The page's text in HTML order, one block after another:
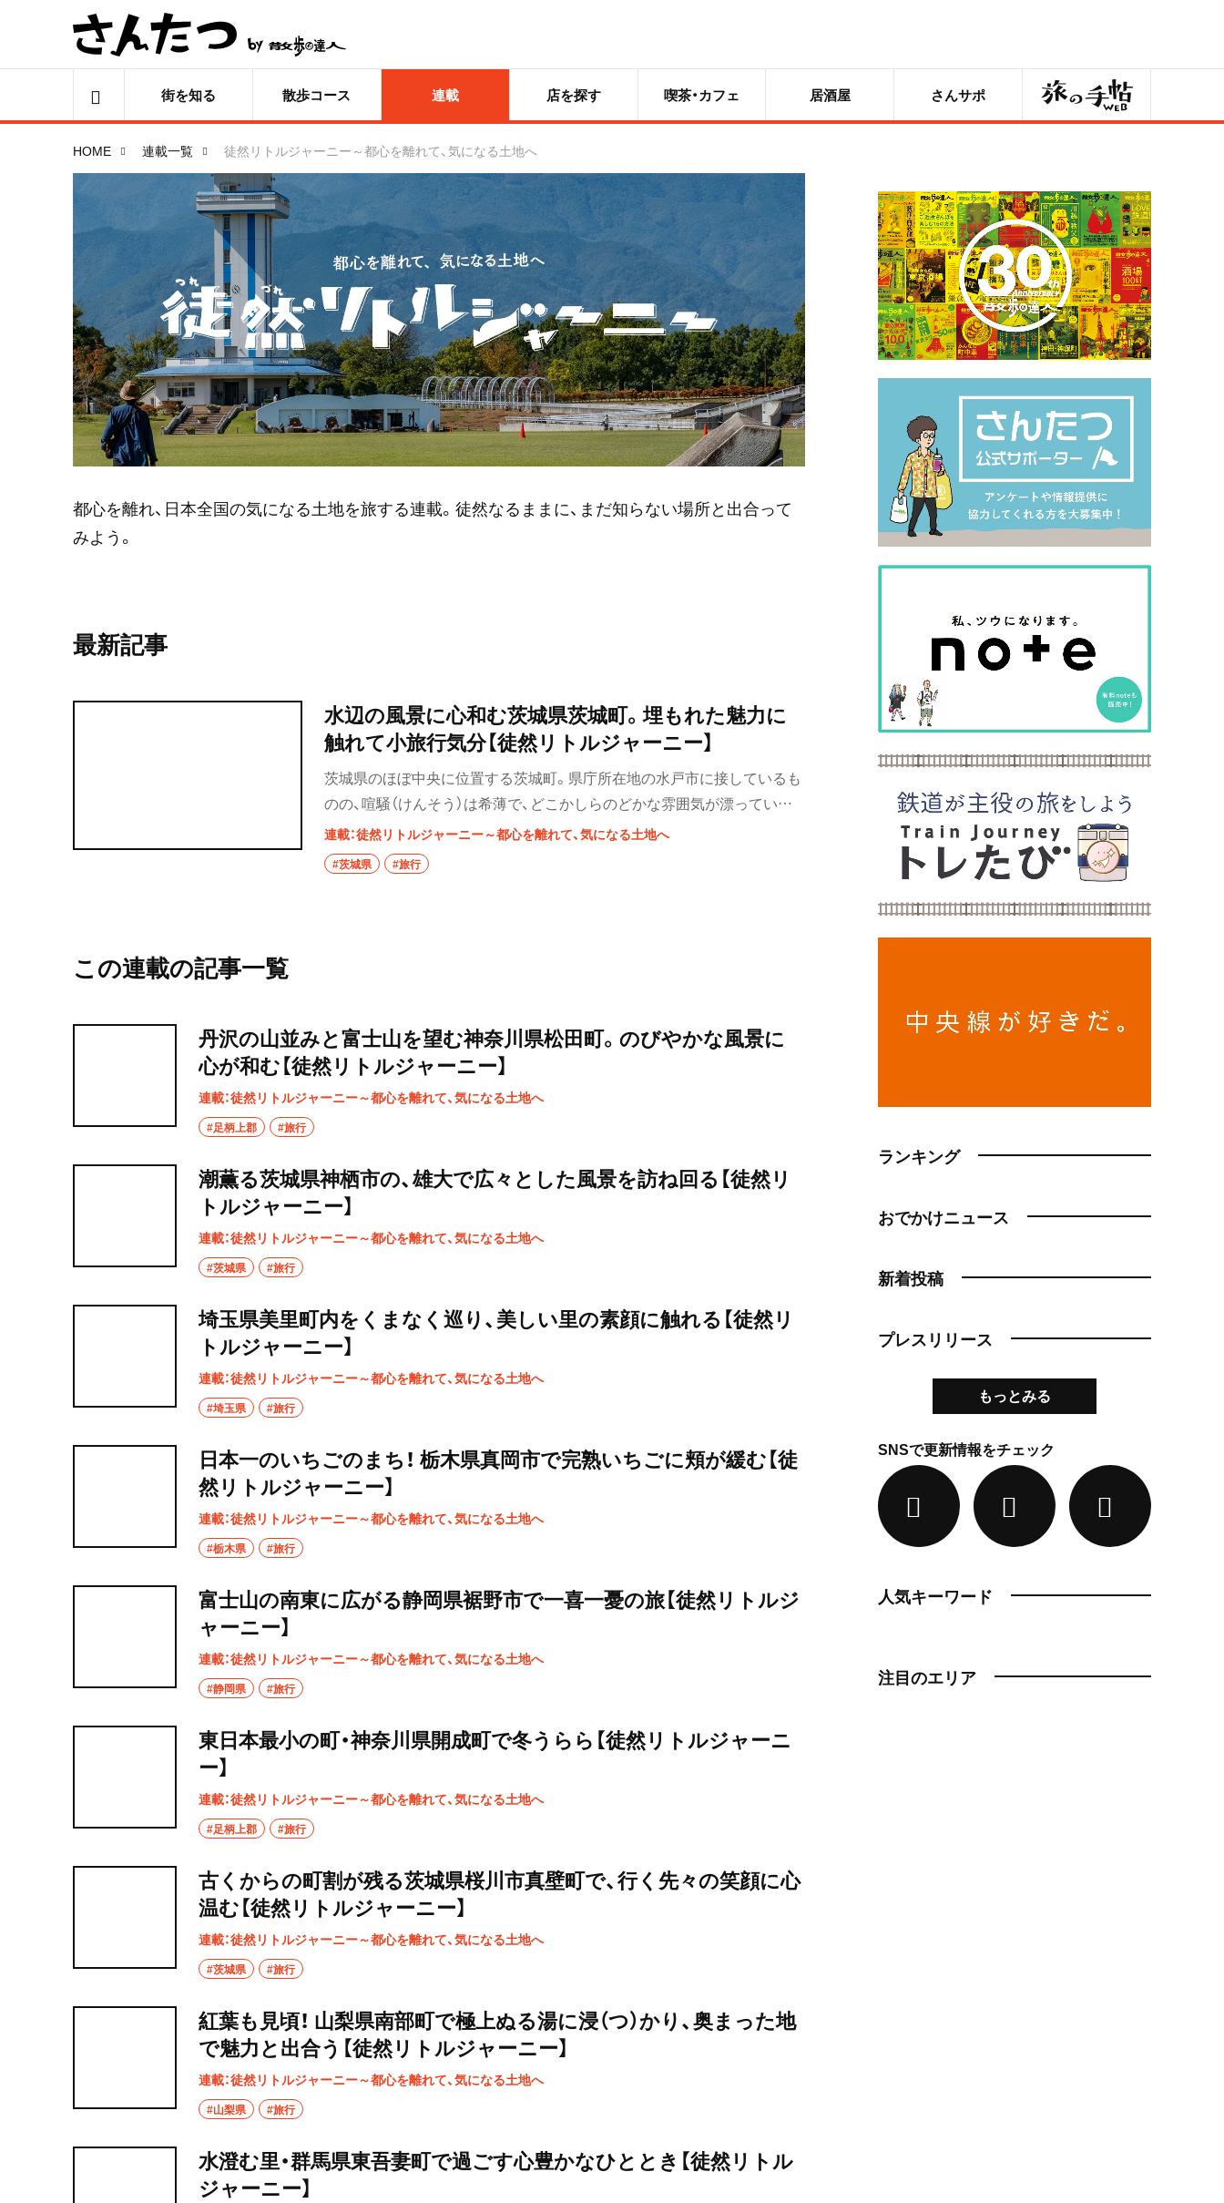
街を知る 散歩コース 連載 店を探す 喫茶・カフェ 居酒屋 さんサポ 旅の手帖
HOME 連載一覧 徒然リトルジャーニー～都心を離れて、気になる土地へ
都心を離れ、日本全国の気になる土地を旅する連載。徒然なるままに、まだ知らない場所と出合って
みよう。
最新記事
水辺の風景に心和む茨城県茨城町。埋もれた魅力に
触れて小旅行気分【徒然リトルジャーニー】
茨城県のほぼ中央に位置する茨城町。県庁所在地の水戸市に接しているも
のの、喧騒（けんそう）は希薄で、どこかしらのどかな雰囲気が漂っている。
まずは町域の東側を占めるラムサール条約登録湿地の涸沼（ひぬま）周辺
を探索してから、町内各所を訪ね回るとしよう。
連載：徒然リトルジャーニー～都心を離れて、気になる土地へ
#茨城県 #旅行
この連載の記事一覧
丹沢の山並みと富士山を望む神奈川県松田町。のびやかな風景に
心が和む【徒然リトルジャーニー】
連載：徒然リトルジャーニー～都心を離れて、気になる土地へ
#足柄上郡 #旅行
潮薫る茨城県神栖市の、雄大で広々とした風景を訪ね回る【徒然リ
トルジャーニー】
連載：徒然リトルジャーニー～都心を離れて、気になる土地へ
#茨城県 #旅行
埼玉県美里町内をくまなく巡り、美しい里の素顔に触れる【徒然リ
トルジャーニー】
連載：徒然リトルジャーニー～都心を離れて、気になる土地へ
#埼玉県 #旅行
日本一のいちごのまち！ 栃木県真岡市で完熟いちごに頬が緩む【徒
然リトルジャーニー】
連載：徒然リトルジャーニー～都心を離れて、気になる土地へ
#栃木県 #旅行
富士山の南東に広がる静岡県裾野市で一喜一憂の旅【徒然リトルジ
ャーニー】
連載：徒然リトルジャーニー～都心を離れて、気になる土地へ
#静岡県 #旅行
東日本最小の町・神奈川県開成町で冬うらら【徒然リトルジャーニ
ー】
連載：徒然リトルジャーニー～都心を離れて、気になる土地へ
#足柄上郡 #旅行
古くからの町割が残る茨城県桜川市真壁町で、行く先々の笑顔に心
温む【徒然リトルジャーニー】
連載：徒然リトルジャーニー～都心を離れて、気になる土地へ
#茨城県 #旅行
紅葉も見頃！ 山梨県南部町で極上ぬる湯に浸（つ）かり、奥まった地
で魅力と出合う【徒然リトルジャーニー】
連載：徒然リトルジャーニー～都心を離れて、気になる土地へ
#山梨県 #旅行
水澄む里・群馬県東吾妻町で過ごす心豊かなひととき【徒然リトル
ジャーニー】
ランキング
おでかけニュース
新着投稿
プレスリリース
もっとみる
SNSで更新情報をチェック
人気キーワード
注目のエリア